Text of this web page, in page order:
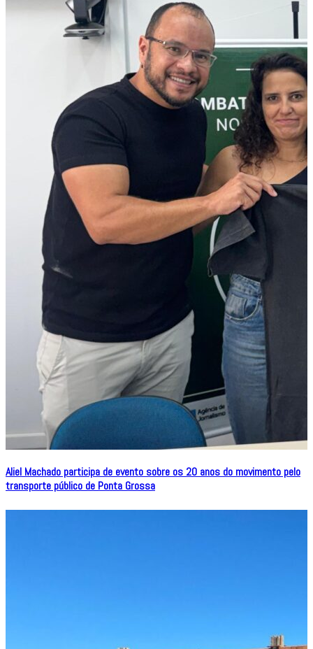
Aliel Machado participa de evento sobre os 20 anos do movimento pelo
transporte público de Ponta Grossa